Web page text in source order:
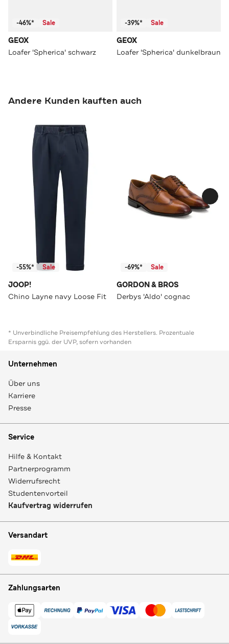
-46%* Sale
GEOX
Loafer 'Spherica' schwarz
-39%* Sale
GEOX
Loafer 'Spherica' dunkelbraun
Andere Kunden kauften auch
-55%* Sale
JOOP!
Chino Layne navy Loose Fit
-69%* Sale
GORDON & BROS
Derbys 'Aldo' cognac
* Unverbindliche Preisempfehlung des Herstellers. Prozentuale
Ersparnis ggü. der UVP, sofern vorhanden
Unternehmen
Über uns
Karriere
Presse
Service
Hilfe & Kontakt
Partnerprogramm
Widerrufsrecht
Studentenvorteil
Kaufvertrag widerrufen
Versandart
Zahlungsarten